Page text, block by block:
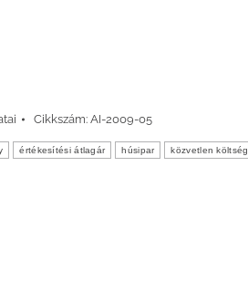
Cikkszám: AI-2009-05
értékesítési átlagár húsipar közvetlen költség